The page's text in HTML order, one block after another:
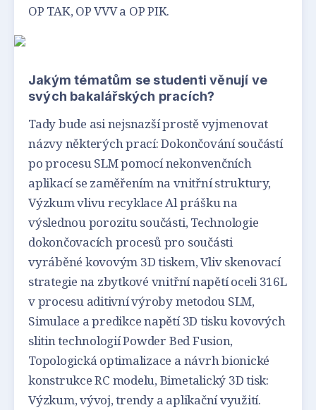
OP TAK, OP VVV a OP PIK.
Jakým tématům se studenti věnují ve
svých bakalářských pracích?
Tady bude asi nejsnazší prostě vyjmenovat
názvy některých prací: Dokončování součástí
po procesu SLM pomocí nekonvenčních
aplikací se zaměřením na vnitřní struktury,
Výzkum vlivu recyklace Al prášku na
výslednou porozitu součásti, Technologie
dokončovacích procesů pro součásti
vyráběné kovovým 3D tiskem, Vliv skenovací
strategie na zbytkové vnitřní napětí oceli 316L
v procesu aditivní výroby metodou SLM,
Simulace a predikce napětí 3D tisku kovových
slitin technologií Powder Bed Fusion,
Topologická optimalizace a návrh bionické
konstrukce RC modelu, Bimetalický 3D tisk:
Výzkum, vývoj, trendy a aplikační využití.